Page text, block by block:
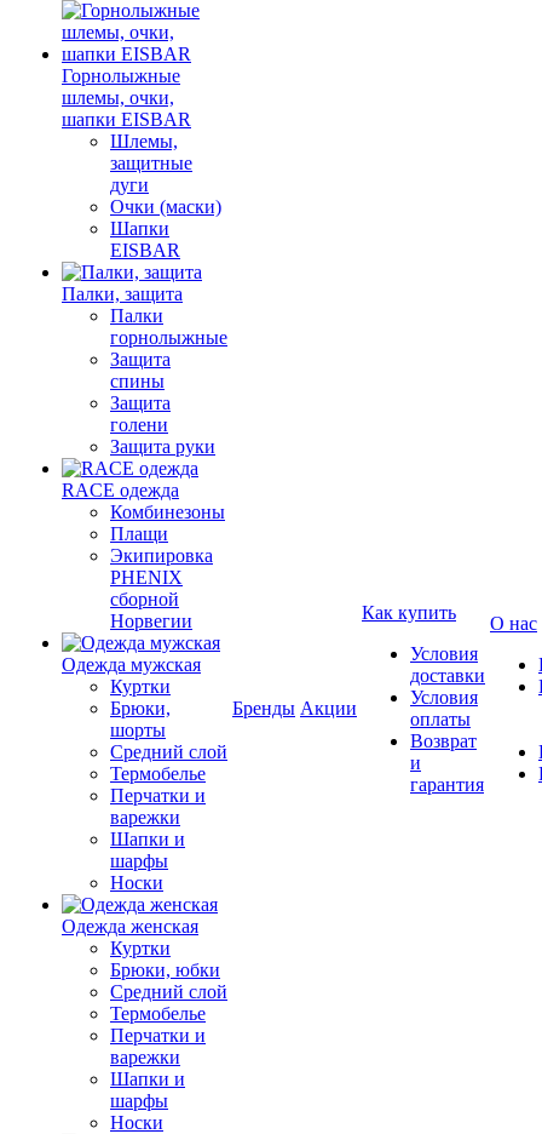
Горнолыжные
шлемы, очки,
шапки EISBAR
Шлемы,
защитные
дуги
Очки (маски)
Шапки
EISBAR
Палки, защита
Палки
горнолыжные
Защита
спины
Защита
голени
Защита руки
RACE одежда
Комбинезоны
Плащи
Экипировка
PHENIX
сборной
Норвегии
Одежда мужская
Куртки
Брюки,
шорты
Средний слой
Термобелье
Перчатки и
варежки
Шапки и
шарфы
Носки
Одежда женская
Куртки
Брюки, юбки
Средний слой
Термобелье
Перчатки и
варежки
Шапки и
шарфы
Носки
Бренды Акции
Как купить
Условия
доставки
Условия
оплаты
Возврат
и
гарантия
О нас